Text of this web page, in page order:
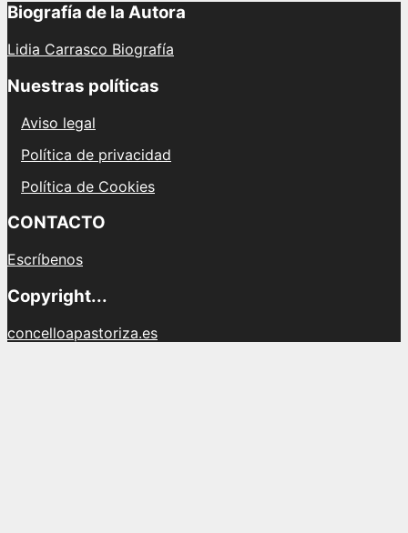
Biografía de la Autora
Lidia Carrasco Biografía
Nuestras políticas
Aviso legal
Política de privacidad
Política de Cookies
CONTACTO
Escríbenos
Copyright...
concelloapastoriza.es